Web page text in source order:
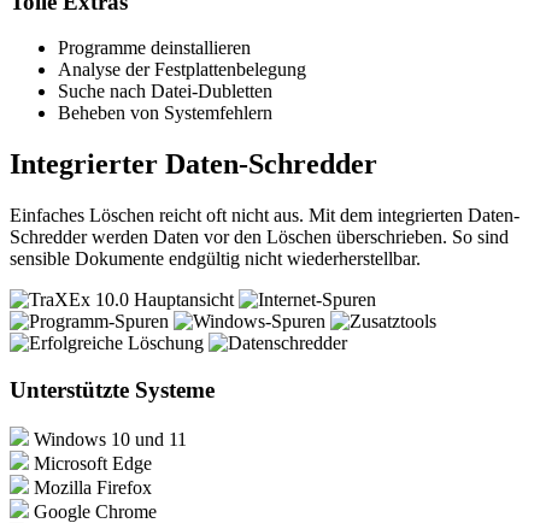
Programme deinstallieren
Analyse der Festplattenbelegung
Suche nach Datei-Dubletten
Beheben von Systemfehlern
Integrierter Daten-Schredder
Einfaches Löschen reicht oft nicht aus. Mit dem integrierten Daten-
Schredder werden Daten vor den Löschen überschrieben. So sind
sensible Dokumente endgültig nicht wiederherstellbar.
Unterstützte Systeme
Windows 10 und 11
Microsoft Edge
Mozilla Firefox
Google Chrome